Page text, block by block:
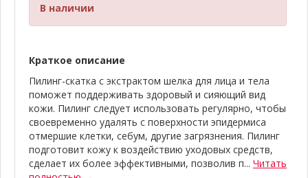
В наличии
Краткое описание
Пилинг-скатка с экстрактом шелка для лица и тела
поможет поддерживать здоровый и сияющий вид
кожи. Пилинг следует использовать регулярно, чтобы
своевременно удалять с поверхности эпидермиса
отмершие клетки, себум, другие загрязнения. Пилинг
подготовит кожу к воздействию уходовых средств,
сделает их более эффективными, позволив п... Читать